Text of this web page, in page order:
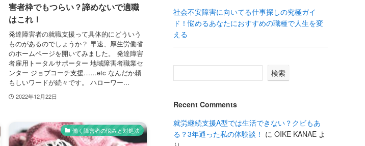
害者枠でもつらい？諦めないで適職
はこれ！
発達障害者の就職支援って具体的にどういう
ものがあるのでしょうか？ 早速、厚生労働省
のホームページを開いてみました。 発達障害
者雇用トータルサポーター 地域障害者職業セ
ンター ジョブコーチ支援……etc なんだか頼
もしいワードが続々です。 ハローワー...
2022年12月22日
働く障害者の悩みと対処法
社会不安障害に向いてる仕事探しの究極ガイ
ド！悩めるあなたにおすすめの職種で人生を変
える
検索
Recent Comments
就労継続支援A型では生活できない？クビもあ
る？3年通った私の体験談！ に OIKE KANAE よ